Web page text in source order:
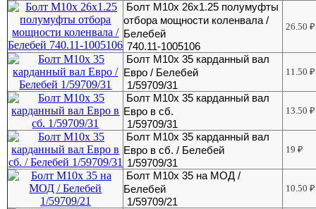
Болт М10х 26х1.25 полумуфты
отбора мощности коленвала /
Белебей
740.11-1005106
26.50₽
Болт М10х 35 карданный вал
Евро / Белебей
1/59709/31
11.50₽
Болт М10х 35 карданный вал
Евро в сб.
1/59709/31
13.50₽
Болт М10х 35 карданный вал
Евро в сб. / Белебей
1/59709/31
19₽
Болт М10х 35 на МОД /
Белебей
1/59709/21
10.50₽